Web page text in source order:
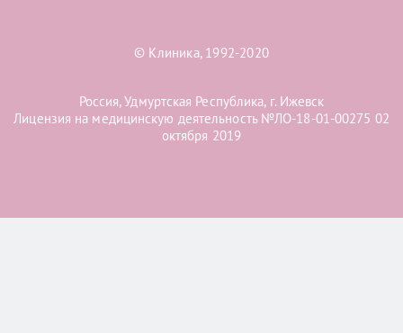
© Клиника, 1992-2020
Россия, Удмуртская Республика, г. Ижевск
Лицензия на медицинскую деятельность №ЛО-18-01-00275 02
октября 2019